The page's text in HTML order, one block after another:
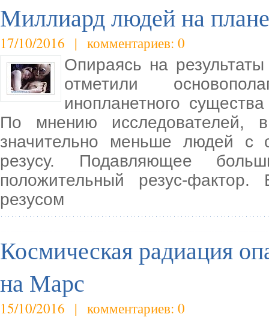
Миллиард людей на
17/10/2016 | комментариев: 0
Опираясь на
отметили
инопланетного
По мнению исследователей,
значительно меньше людей с
резусу. Подавляющее
положительный резус-
резусом
Космическая радиация
на Марс
15/10/2016 | комментариев: 0